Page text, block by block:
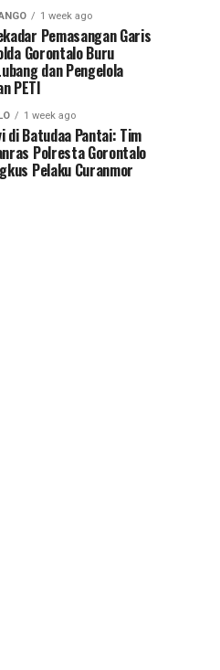
1 week ago
Pemasangan Garis
Gorontalo Buru
dan Pengelola
PETI
1 week ago
di Batudaa Pantai: Tim
Polresta Gorontalo
Pelaku Curanmor